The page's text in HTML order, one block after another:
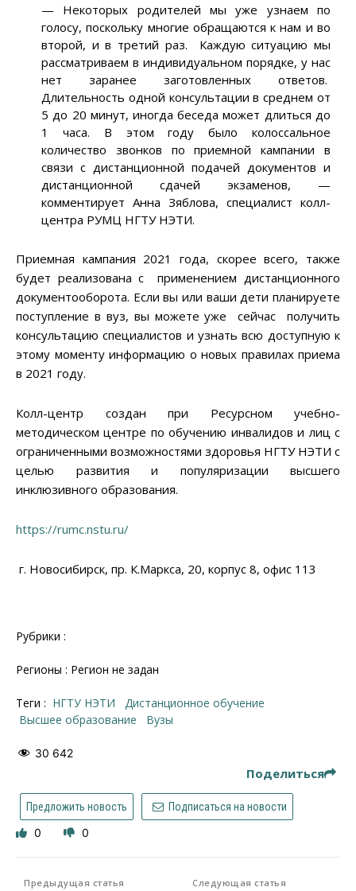
— Некоторых родителей мы уже узнаем по
голосу, поскольку многие обращаются к нам и во
второй, и в третий раз. Каждую ситуацию мы
рассматриваем в индивидуальном порядке, у нас
нет заранее заготовленных ответов.
Длительность одной консультации в среднем от
5 до 20 минут, иногда беседа может длиться до
1 часа. В этом году было колоссальное
количество звонков по приемной кампании в
связи с дистанционной подачей документов и
дистанционной сдачей экзаменов, —
комментирует Анна Зяблова, специалист колл-
центра РУМЦ НГТУ НЭТИ.
Приемная кампания 2021 года, скорее всего, также
будет реализована с применением дистанционного
документооборота. Если вы или ваши дети планируете
поступление в вуз, вы можете уже сейчас получить
консультацию специалистов и узнать всю доступную к
этому моменту информацию о новых правилах приема
в 2021 году.
Колл-центр создан при Ресурсном учебно-
методическом центре по обучению инвалидов и лиц с
ограниченными возможностями здоровья НГТУ НЭТИ с
целью развития и популяризации высшего
инклюзивного образования.
https://rumc.nstu.ru/
г. Новосибирск, пр. К.Маркса, 20, корпус 8, офис 113
Рубрики :
Регионы : Регион не задан
Теги : НГТУ НЭТИ
дистанционное обучение
высшее образование
вузы
30 642
Поделиться
Предложить новость Подписаться на новости
0 0
Предыдущая статья Следующая статья